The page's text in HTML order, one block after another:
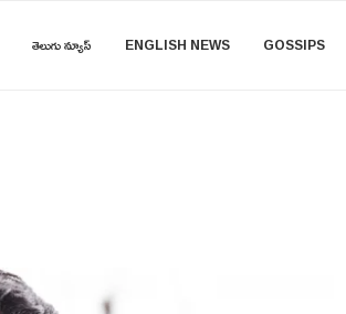
తెలుగు న్యూస్ ENGLISH NEWS GOSSIPS